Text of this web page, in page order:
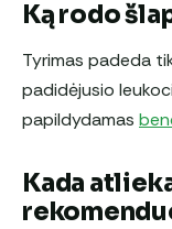
Ką rodo
Tyrimas padeda
padidėjusio
papildydamas
Kada